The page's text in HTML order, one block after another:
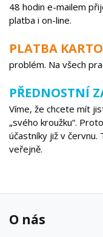
48 hodin e-mailem
platba i on-line.
PLATBA
problém. Na všech
PŘEDNOSTNÍ
Víme, že chcete mít
„svého kroužku“.
účastníky již v
veřejně.
O nás